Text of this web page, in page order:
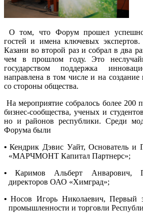
О том, что Форум прошел успешно
гостей и имена ключевых
Казани во второй раз и собрал в два
чем в прошлом году. Это
государством поддержка
направлена в том числе и на создание
со стороны общества.
На мероприятие собралось более 200
бизнес-сообщества, ученых и
но и районов республики. Среди
Форума были
• Кендрик Дэвис Уайт, Основатель и
«МАРЧМОНТ Капитал Партнерс»;
•
Каримов Альберт Анварович,
директоров ОАО «Химград»;
• Носов Игорь Николаевич, Первый
промышленности и торговли